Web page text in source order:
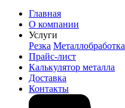
Главная
О компании
Услуги
Резка Металлобработка
Прайс-лист
Калькулятор металла
Доставка
Контакты